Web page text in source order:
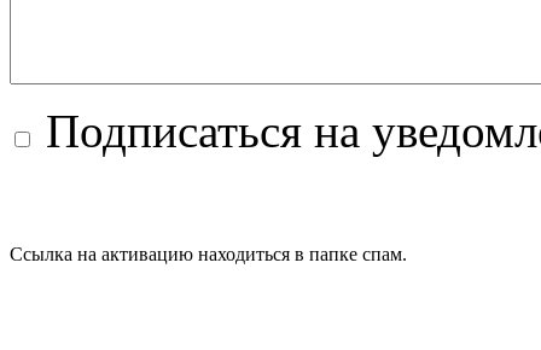
Подписаться на
Ссылка на активацию находиться в папке спам.